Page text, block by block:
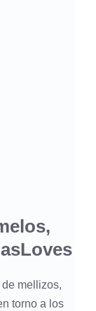
mellizos,
torno a los